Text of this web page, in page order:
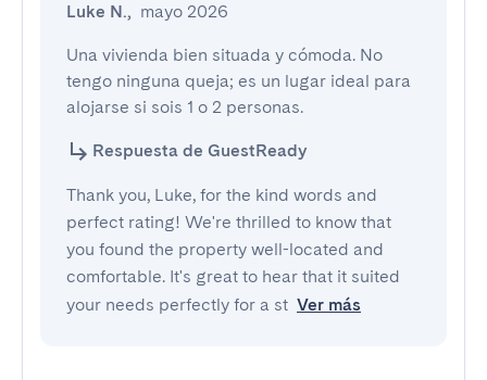
Luke N., mayo 2026
Una vivienda bien situada y cómoda. No
tengo ninguna queja; es un lugar ideal para
alojarse si sois 1 o 2 personas.
Respuesta de GuestReady
Thank you, Luke, for the kind words and
perfect rating! We're thrilled to know that
you found the property well-located and
comfortable. It's great to hear that it suited
your needs perfectly for a st Ver más